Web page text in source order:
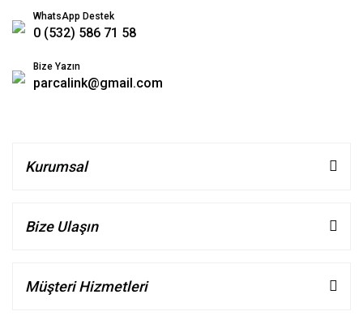
WhatsApp Destek
0 (532) 586 71 58
Bize Yazın
parcalink@gmail.com
Kurumsal
Bize Ulaşın
Müşteri Hizmetleri